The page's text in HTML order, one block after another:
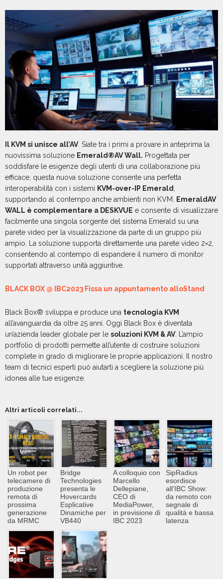
Il KVM si unisce all’AV. Siate tra i primi a provare in anteprima la
nuovissima soluzione Emerald®AV Wall. Progettata per
soddisfare le esigenze degli utenti di una collaborazione più
efficace, questa nuova soluzione consente una perfetta
interoperabilità con i sistemi KVM-over-IP Emerald
supportando al contempo anche ambienti non KVM.
EmeraldAV
WALL è complementare a DESKVUE e consente di visualizzare
facilmente una singola sorgente del sistema Emerald su una
parete video per la visualizzazione da parte di un gruppo più
ampio. La soluzione supporta direttamente una parete video 2×2,
consentendo al contempo di espandere il numero di monitor
supportati attraverso unità aggiuntive.
BLACK BOX @ IBC2023 Fissa un appuntamento alloStand
Black Box® sviluppa e produce una tecnologia KVM
all’avanguardia da oltre 25 anni. Oggi Black Box è diventata
un’azienda leader globale per le soluzioni KVM & AV. L’ampio
portfolio di prodotti permette all’utente di costruire soluzioni
complete in grado di migliorare le proprie applicazioni. Il nostro
team di tecnici esperti può aiutarti a scegliere la soluzione più
idonea alle tue esigenze.
Altri articoli correlati...
Un robot per
telecamere di
produzione
remota di
prossima
generazione
da MRMC
Bridge
Technologies
presenta le
Hovercards
Esplicative
Dinamiche per
VB440
A colloquio con
Marcello
Dellepiane,
CEO di
MediaPower,
in previsione di
IBC 2023
SipRadius
esordisce
all’IBC Show:
da remoto con
segnale di
qualità e bassa
latenza